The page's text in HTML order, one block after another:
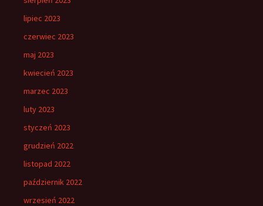
lipiec 2023
czerwiec 2023
maj 2023
kwiecień 2023
marzec 2023
luty 2023
styczeń 2023
grudzień 2022
listopad 2022
październik 2022
wrzesień 2022